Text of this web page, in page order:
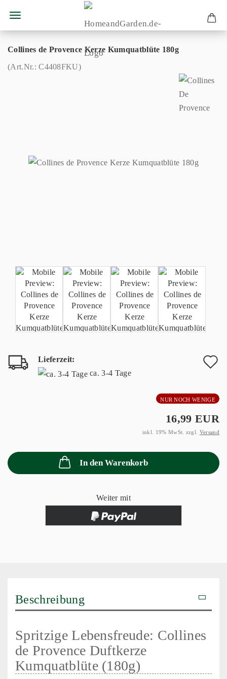
Collines de Provence Kerze Kumquatblüte 180g
(Art.Nr.:C4408FKU)
Lieferzeit:
ca. 3-4 Tage
NUR NOCH WENIGE
16,99 EUR
inkl. 19% MwSt. zzgl. Versand
In den Warenkorb
Weiter mit
Beschreibung
Spritzige Lebensfreude: Collines
de Provence Duftkerze
Kumquatblüte (180g)